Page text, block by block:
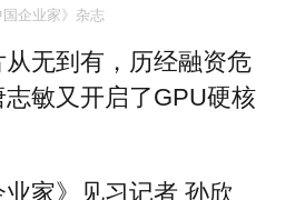
企业家》杂志
无到有，历经融资危
敏又开启了GPU硬核
家》见习记者 孙欣